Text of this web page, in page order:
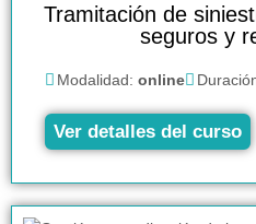
Tramitación de
seguros y
Modalidad: online
Ver detalles del curso